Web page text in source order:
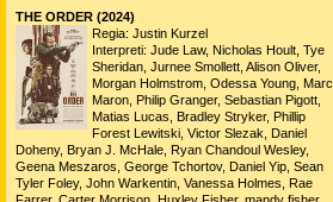
THE ORDER (2024)
Regia: Justin Kurzel
Interpreti: Jude Law, Nicholas Hoult, Tye
Sheridan, Jurnee Smollett, Alison Oliver,
Morgan Holmstrom, Odessa Young, Marc
Maron, Philip Granger, Sebastian Pigott,
Matias Lucas, Bradley Stryker, Phillip
Forest Lewitski, Victor Slezak, Daniel
Doheny, Bryan J. McHale, Ryan Chandoul Wesley,
Geena Meszaros, George Tchortov, Daniel Yip, Sean
Tyler Foley, John Warkentin, Vanessa Holmes, Rae
Farrer, Carter Morrison, Huxley Fisher, mandy fisher